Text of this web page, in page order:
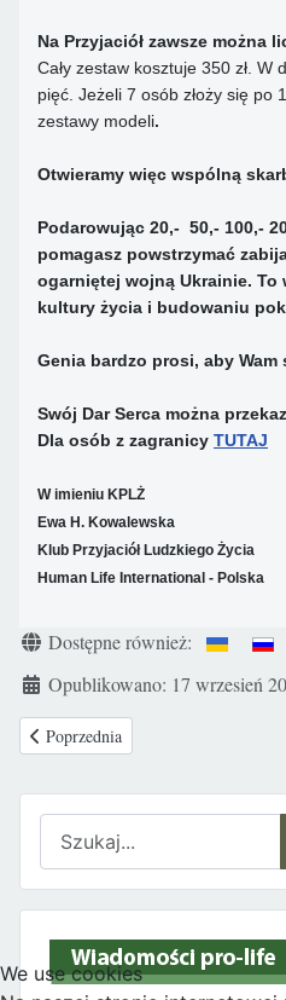
Na Przyjaciół zawsze można
Cały zestaw kosztuje 350 zł. W
pięć. Jeżeli 7 osób złoży się po
zestawy modeli.
Otwieramy więc wspólną
Podarowując 20,- 50,- 100,-
pomagasz powstrzymać
ogarniętej wojną Ukrainie. To
kultury życia i budowaniu
Genia bardzo prosi, aby
Swój Dar Serca można
Dla osób z zagranicy TUTAJ
W imieniu KPLŻ
Ewa H. Kowalewska
Klub Przyjaciół Ludzkiego Życia
Human Life International - Polska
Szczegóły
Dostępne również:
Opublikowano: 17 wrzesień
Poprzednia strona: KONFERENCJA
Poprzednia
We use cookies